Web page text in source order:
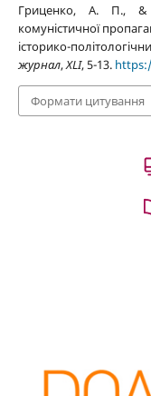
Гриценко, А. П., &
комуністичної
історико-
журнал,XLI, 5-13.
Формати цитування